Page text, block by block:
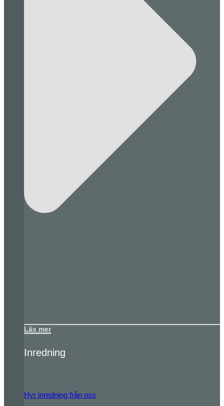
Läs mer
Inredning
Hyr inredning från oss